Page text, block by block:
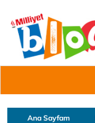
Ana Sayfam